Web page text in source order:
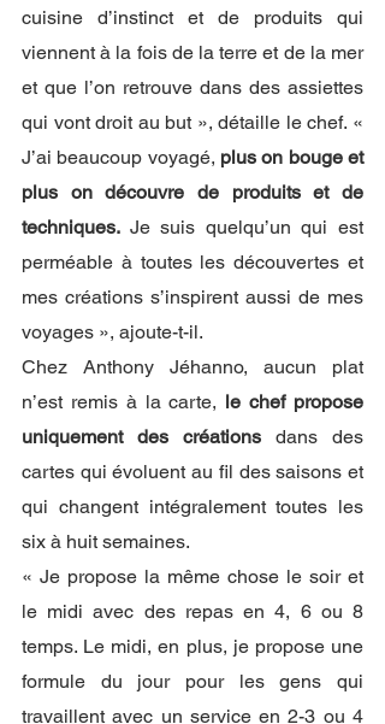
cuisine d’instinct et de produits qui
viennent à la fois de la terre et de la mer
et que l’on retrouve dans des assiettes
qui vont droit au but », détaille le chef. «
J’ai beaucoup voyagé, plus on bouge et
plus on découvre de produits et de
techniques. Je suis quelqu’un qui est
perméable à toutes les découvertes et
mes créations s’inspirent aussi de mes
voyages », ajoute-t-il.
Chez Anthony Jéhanno, aucun plat
n’est remis à la carte, le chef propose
uniquement des créations dans des
cartes qui évoluent au fil des saisons et
qui changent intégralement toutes les
six à huit semaines.
« Je propose la même chose le soir et
le midi avec des repas en 4, 6 ou 8
temps. Le midi, en plus, je propose une
formule du jour pour les gens qui
travaillent avec un service en 2-3 ou 4